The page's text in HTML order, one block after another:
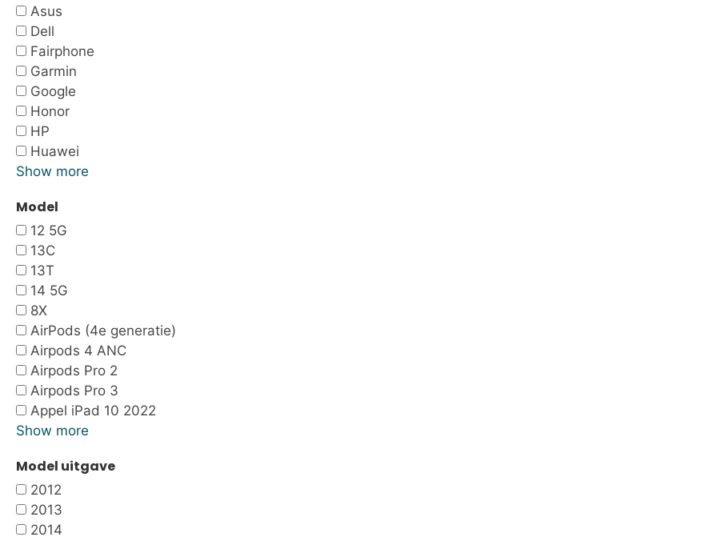
Asus
Dell
Fairphone
Garmin
Google
Honor
HP
Huawei
Show more
Model
12 5G
13C
13T
14 5G
8X
AirPods (4e generatie)
Airpods 4 ANC
Airpods Pro 2
Airpods Pro 3
Appel iPad 10 2022
Show more
Model uitgave
2012
2013
2014